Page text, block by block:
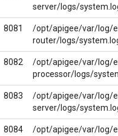
server/logs/
8081
/opt/apigee/var/log/
router/logs/
8082
/opt/apigee/var/log/
processor/logs/
8083
/opt/apigee/var/log/
server/logs/
8084
/opt/apigee/var/log/